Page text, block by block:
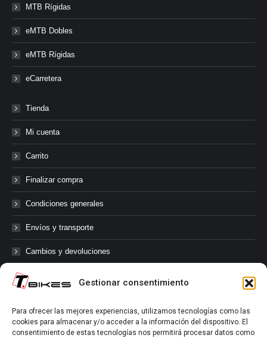
Gestionar consentimiento
Para ofrecer las mejores experiencias, utilizamos tecnologías como las
cookies para almacenar y/o acceder a la información del dispositivo. El
consentimiento de estas tecnologías nos permitirá procesar datos como
MTB Rígidas
eMTB Dobles
eMTB Rígidas
eCarretera
Tienda
Mi cuenta
Carrito
Finalizar compra
Condiciones generales
Envíos y transporte
Cambios y devoluciones
@tbikes.cat #tbikes
Síguenos en las redes sociales de Tbikes, mantente informado de